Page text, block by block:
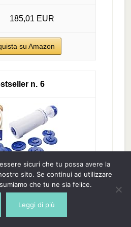
185,01 EUR
su Amazon
6
Macchina Per
Ebook Di Ricette In
Facile Per...
sicuri che tu possa avere la
sito. Se continui ad utilizzare
che tu ne sia felice.
Leggi di più